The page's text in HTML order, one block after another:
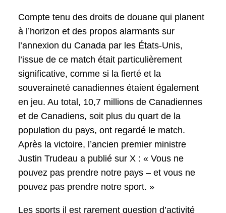
Compte tenu des droits de douane qui planent
à l’horizon et des propos alarmants sur
l’annexion du Canada par les États-Unis,
l’issue de ce match était particulièrement
significative, comme si la fierté et la
souveraineté canadiennes étaient également
en jeu. Au total, 10,7 millions de Canadiennes
et de Canadiens, soit plus du quart de la
population du pays, ont regardé le match.
Après la victoire, l’ancien premier ministre
Justin Trudeau a publié sur X : « Vous ne
pouvez pas prendre notre pays – et vous ne
pouvez pas prendre notre sport. »
Les sports il est rarement question d’activité